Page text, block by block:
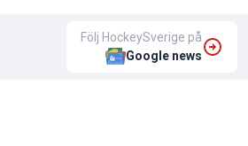
Följ HockeySverige på
Google news